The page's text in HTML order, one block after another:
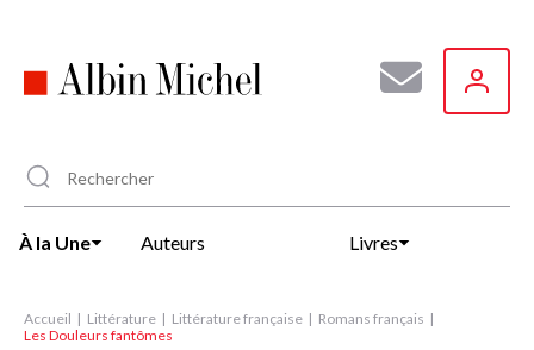
principal
À la Une Auteurs Livres
Accueil Littérature Littérature française
Romans français
Les Douleurs fantômes